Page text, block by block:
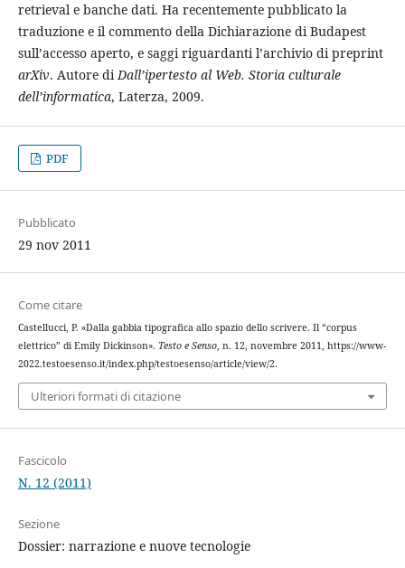
retrieval e banche dati. Ha recentemente pubblicato la
traduzione e il commento della Dichiarazione di Budapest
sull’accesso aperto, e saggi riguardanti l’archivio di preprint
arXiv. Autore diDall’ipertesto al Web. Storia culturale
dell’informatica, Laterza, 2009.
PDF
Pubblicato
29 nov 2011
Come citare
Castellucci, P. «Dalla gabbia tipografica allo spazio dello scrivere. Il “corpus
elettrico” di Emily Dickinson». Testo e Senso, n. 12, novembre 2011, https://www-
2022.testoesenso.it/index.php/testoesenso/article/view/2.
Ulteriori formati di citazione
Fascicolo
N. 12 (2011)
Sezione
Dossier: narrazione e nuove tecnologie